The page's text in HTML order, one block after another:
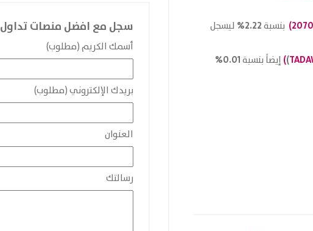
بنسبة2.22%
ليسجل
)
) إيضاً بنسبة
سجل مع افضل منصات تداول
أسمك الكريم (مطلوب)
بريدك الإلكتروني (مطلوب)
العنوان
رسالتك